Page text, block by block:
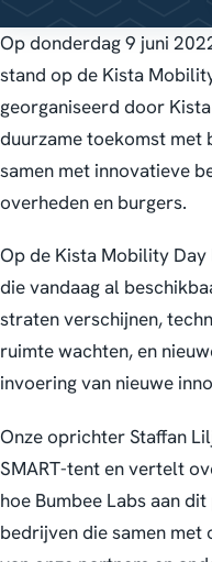
Op donderdag 9 juni
stand op de Kista
georganiseerd door
duurzame toekomst met
samen met innovatieve
overheden en burgers.
Op de Kista Mobility
die vandaag al
straten verschijnen,
ruimte wachten, en
invoering van nieuwe
Onze oprichter Staffan
SMART-tent en vertelt
hoe Bumbee Labs aan
bedrijven die samen